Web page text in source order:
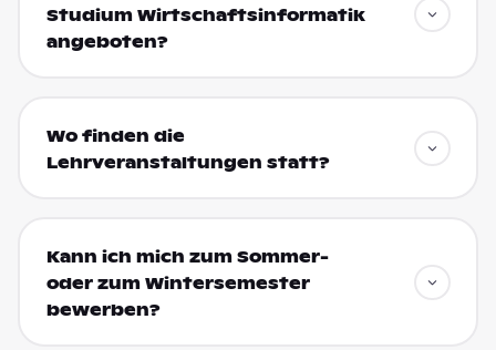
Studium Wirtschaftsinformatik
angeboten?
Wo finden die
Lehrveranstaltungen statt?
Kann ich mich zum Sommer-
oder zum Wintersemester
bewerben?